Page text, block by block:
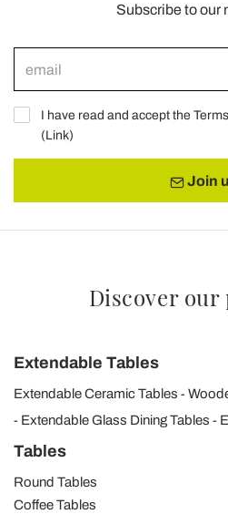
Subscribe to our
I have read and accept the
(Link)
Join
Discover
Extendable Tables
Extendable Ceramic Tables
Extendable Glass Dining Tables
Tables
Round Tables
Coffee Tables